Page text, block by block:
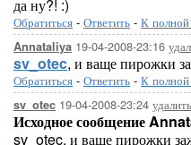
да ну?! :)
Обратиться - Ответить - К полной
Annataliya 19-04-2008-23:16
sv_otec, и ваще пирожки
Обратиться - Ответить - К полной
sv_otec 19-04-2008-23:24 удалить
Исходное сообщение
sv_otec, и ваще пирожки